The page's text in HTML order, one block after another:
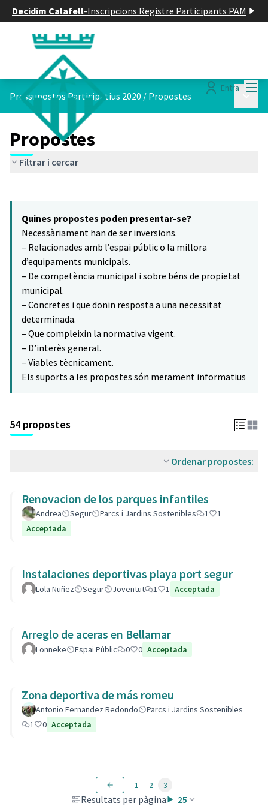
Decidim Calafell-Inscripcions Registre Participants PAM
Entra
Pressupostos Participatius 2020 / Propostes
Propostes
Filtrar i cercar
−
Quines propostes poden presentar-se?
Necessàriament han de ser inversions.
– Relacionades amb l’espai públic o la millora
d’equipaments municipals.
– De competència municipal i sobre béns de propietat
municipal.
– Concretes i que donin resposta a una necessitat
determinada.
– Que compleixin la normativa vigent.
– D’interès general.
– Viables tècnicament.
Els suports a les propostes són merament informatius
54 propostes
Ordenar propostes:
Renovacion de los parques infantiles
Andrea Segur Parcs i Jardins Sostenibles 1
1
Acceptada
Instalaciones deportivas playa port segur
Lola Nuñez Segur Joventut 1 1 Acceptada
Arreglo de aceras en Bellamar
Lonneke Espai Públic 0 0 Acceptada
Zona deportiva de más romeu
Antonio Fernandez Redondo
Parcs i Jardins Sostenibles
1
0 Acceptada
Resultats per pàgina: 25
1 2 3